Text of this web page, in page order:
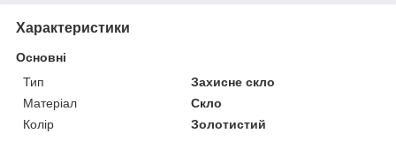
Характеристики
Основні
Тип
Захисне скло
Матеріал
Скло
Колір
Золотистий